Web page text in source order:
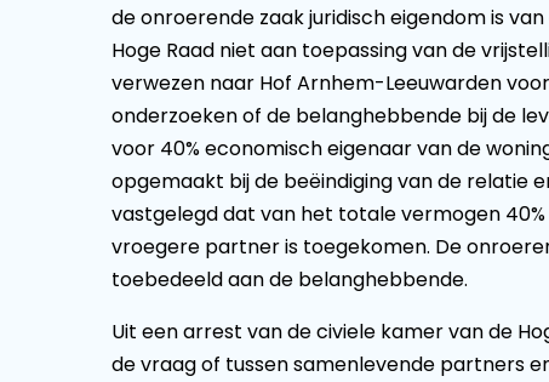
de onroerende zaak juridisch eigendom is
Hoge Raad niet aan toepassing van de
verwezen naar Hof Arnhem-Leeuwarden
onderzoeken of de belanghebbende bij de
voor 40% economisch eigenaar van de
opgemaakt bij de beëindiging van de relatie
vastgelegd dat van het totale vermogen
vroegere partner is toegekomen. De
toebedeeld aan de belanghebbende.
Uit een arrest van de civiele kamer van de
de vraag of tussen samenlevende partners